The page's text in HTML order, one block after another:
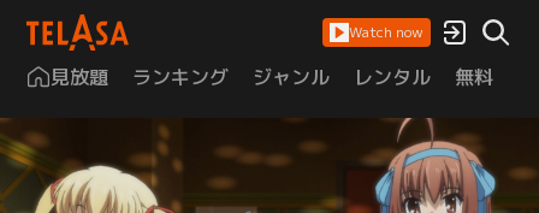
Watch now
見放題 ランキング ジャンル レンタル 無料